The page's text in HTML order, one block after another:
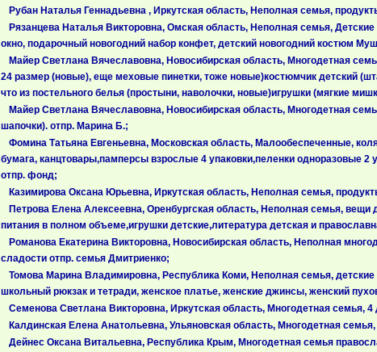
Рубан Наталья Геннадьевна , Иркутская область, Неполная семья,
Рязанцева Наталья Викторовна, Омская область, Неполная семья,
окно, подарочный новогодний набор конфет, детский новогодний костюм
Майер Светлана Вячеславовна, Новосибирская область, Многодетная
24 размер (новые), еще меховые пинетки, тоже новые)костюмчик детский
что из постельного белья (простыни, наволочки, новые)игрушки (мягкие
Майер Светлана Вячеславовна, Новосибирская область, Многодетная
шапочки). отпр. Марина Б.;
Фомина Татьяна Евгеньевна, Московская область, Малообеспеченные,
бумага, канцтовары,памперсы взрослые 4 упаковки,пеленки одноразовые
отпр. фонд;
Казимирова Оксана Юрьевна, Иркутская область, Неполная семья,
Петрова Елена Алексеевна, Оренбургская область, Неполная семья,
питания в полном объеме,игрушки детские,литература детская и
Романова Екатерина Викторовна, Новосибирская область, Неполная
сладости отпр. семья Дмитриенко;
Томова Марина Владимировна, Республика Коми, Неполная семья,
школьный рюкзак и тетради, женское платье, женские джинсы, женский
Семенова Светлана Викторовна, Иркутская область, Многодетная семья,
Калдинская Елена Анатольевна, Ульяновская область, Многодетная
Дейнес Оксана Витальевна, Республика Крым, Многодетная семья